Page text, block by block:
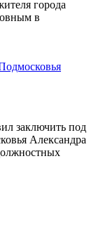
города
в
заключить под
Александра